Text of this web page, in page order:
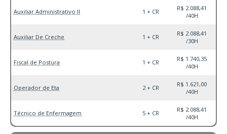
Auxiliar Administrativo II 1 + CR
R$ 2.088,41
/40H
Auxiliar De Creche 1 + CR
R$ 2.088,41
/30H
Fiscal de Postura 1 + CR
R$ 1.740,35
/40H
Operador de Eta 2 + CR
R$ 1.621,00
/40H
Técnico de Enfermagem 5 + CR
R$ 2.088,41
/40H